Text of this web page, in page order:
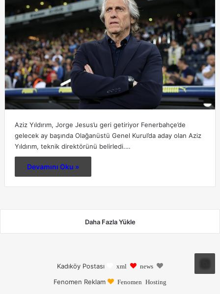
Aziz Yıldırım, Jorge Jesus’u geri getiriyor Fenerbahçe’de
gelecek ay başında Olağanüstü Genel Kurul’da aday olan Aziz
Yıldırım, teknik direktörünü belirledi.…
Devamını Oku »
Daha Fazla Yükle
Kadıköy Postası xml news
Fenomen Reklam Fenomen Hosting